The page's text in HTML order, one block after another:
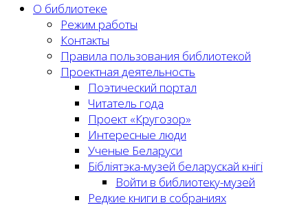
О библиотеке
Режим работы
Контакты
Правила пользования библиотекой
Проектная деятельность
Поэтический портал
Читатель года
Проект «Кругозор»
Интересные люди
Ученые Беларуси
Бібліятэка-музей беларускай кнігі
Войти в библиотеку-музей
Редкие книги в собраниях